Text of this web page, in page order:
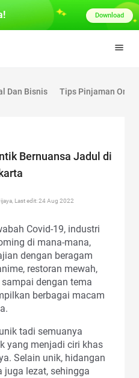
Dan Bisnis Tips Pinjaman
Bernuansa Jadul di
Last edit: 24 Aug 2022
Covid-19, industri
di mana-mana,
dengan beragam
restoran mewah,
dengan tema
berbagai macam
tadi semuanya
yang menjadi ciri khas
Selain unik, hidangan
lezat, sehingga
Download